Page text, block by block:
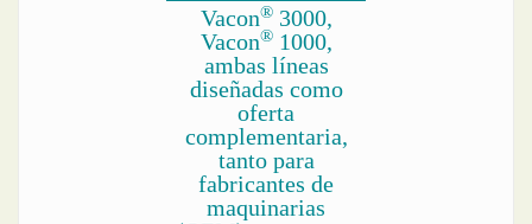
Vacon®3000,
Vacon®1000,
ambas líneas
diseñadas como
oferta
complementaria,
tanto para
fabricantes de
maquinarias